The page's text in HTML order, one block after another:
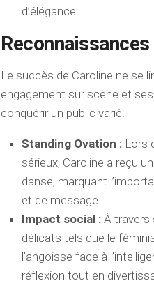
d’élégance.
Le succès de Caroline ne se
engagement sur scène et
conquérir un public varié.
Standing Ovation : Lors
sérieux, Caroline a reçu
danse, marquant
et de message.
Impact social : À travers
délicats tels que le
l’angoisse face à
réflexion tout en